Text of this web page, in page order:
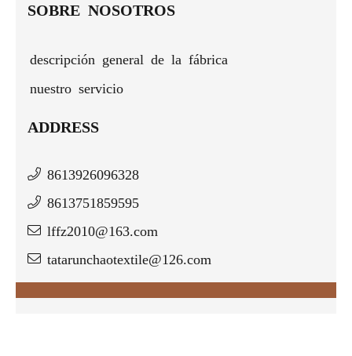
SOBRE NOSOTROS
descripción general de la fábrica
nuestro servicio
ADDRESS
8613926096328
8613751859595
lffz2010@163.com
tatarunchaotextile@126.com